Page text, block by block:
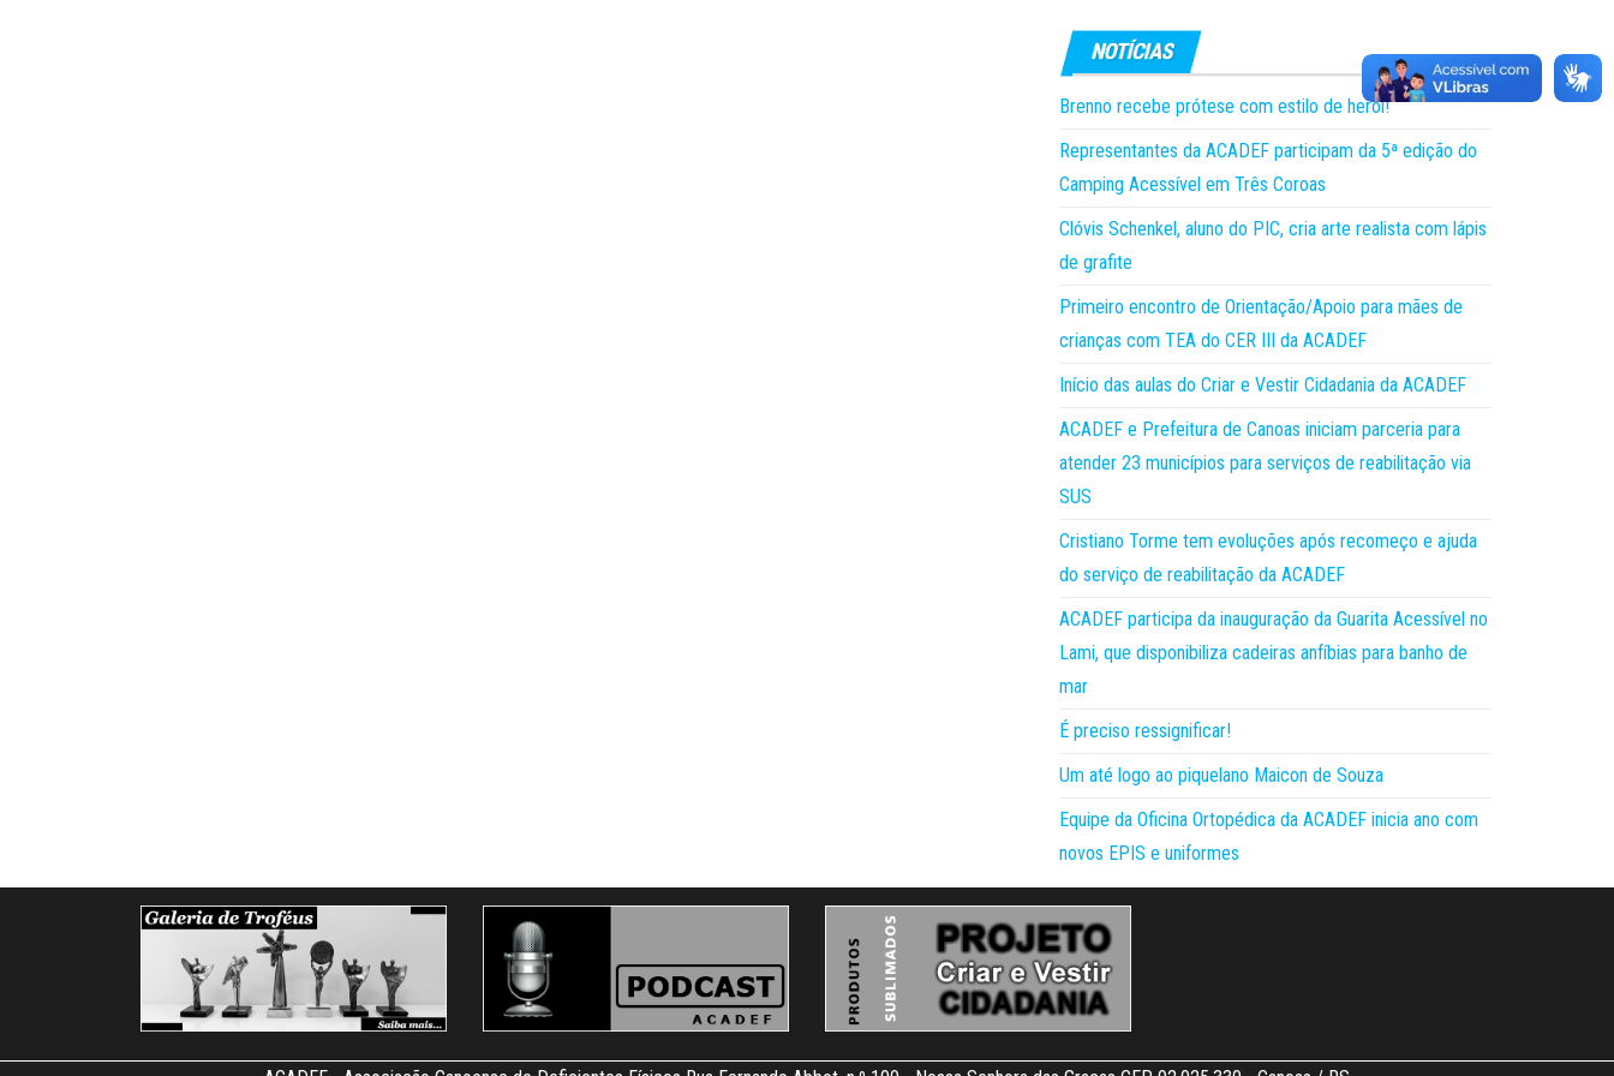
Brenno recebe prótese com estilo de herói!
Representantes da ACADEF participam da 5ª edição do
Camping Acessível em Três Coroas
Clóvis Schenkel, aluno do PIC, cria arte realista com lápis
de grafite
Primeiro encontro de Orientação/Apoio para mães de
crianças com TEA do CER III da ACADEF
Início das aulas do Criar e Vestir Cidadania da ACADEF
ACADEF e Prefeitura de Canoas iniciam parceria para
atender 23 municípios para serviços de reabilitação via
SUS
Cristiano Torme tem evoluções após recomeço e ajuda
do serviço de reabilitação da ACADEF
ACADEF participa da inauguração da Guarita Acessível no
Lami, que disponibiliza cadeiras anfíbias para banho de
mar
É preciso ressignificar!
Um até logo ao piquelano Maicon de Souza
Equipe da Oficina Ortopédica da ACADEF inicia ano com
novos EPIS e uniformes